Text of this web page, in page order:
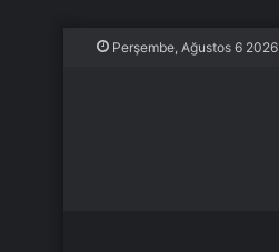
Perşembe, Ağustos 6 2026